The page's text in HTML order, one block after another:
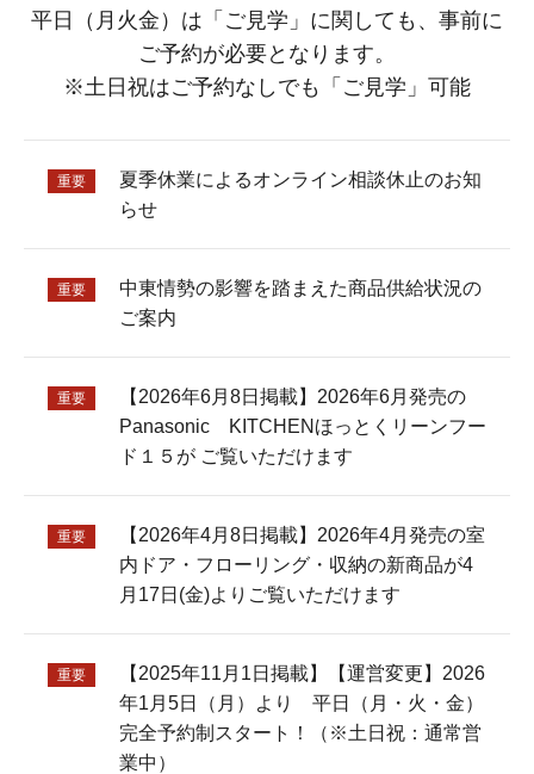
平日（月火金）は「ご見学」に関しても、事前に
ご予約が必要となります。
※土日祝はご予約なしでも「ご見学」可能
重要
夏季休業によるオンライン相談休止のお知
らせ
重要
中東情勢の影響を踏まえた商品供給状況の
ご案内
重要
【2026年6月8日掲載】2026年6月発売の
Panasonic KITCHENほっとくリーンフー
ド１５が ご覧いただけます
重要
【2026年4月8日掲載】2026年4月発売の室
内ドア・フローリング・収納の新商品が4
月17日(金)よりご覧いただけます
重要
【2025年11月1日掲載】【運営変更】2026
年1月5日（月）より 平日（月・火・金）
完全予約制スタート！（※土日祝：通常営
業中）